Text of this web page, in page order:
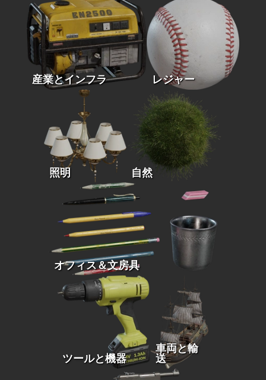
産業とインフラ レジャー
照明 自然
オフィス＆文房具
ツールと機器
車両と輸
送